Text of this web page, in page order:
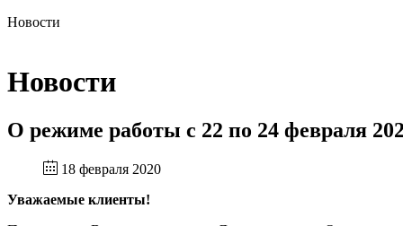
Новости
Новости
О режиме работы с 22 по 24 февраля
18 февраля 2020
Уважаемые клиенты!